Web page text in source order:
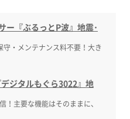
ー『ぶるっとP波』地震･
・メンテナンス料不要！大き
ジタルもぐら3022』地
！主要な機能はそのままに、